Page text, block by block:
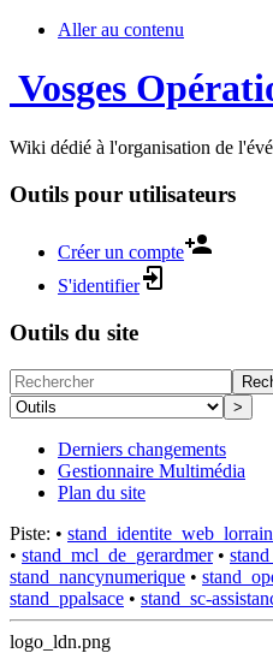
Aller au contenu
Vosges
Wiki dédié à l'organisation de
Outils pour utilisateurs
Créer un compte
S'identifier
Outils du site
>
Derniers changements
Gestionnaire Multimédia
Plan du site
Piste: •
• stand_mcl_de_gerardmer •
stand_nancynumerique •
stand_ppalsace • stand_sc-
logo_ldn.png